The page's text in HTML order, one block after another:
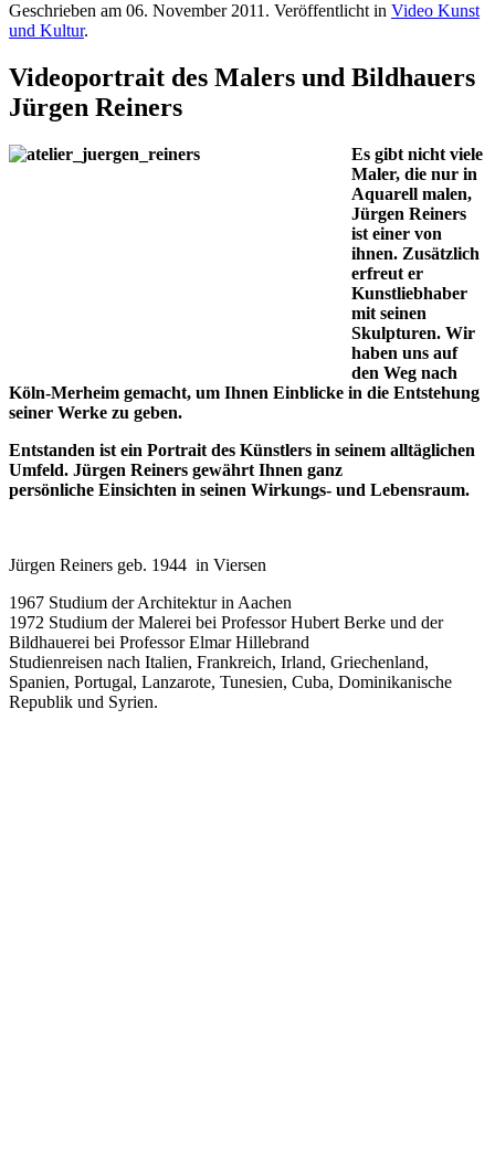
Geschrieben am 06. November 2011 . Veröffentlicht in Video Kunst
und Kultur.
Videoportrait des Malers und Bildhauers
Jürgen Reiners
Es gibt nicht viele
Maler, die nur in
Aquarell malen,
Jürgen Reiners
ist einer von
ihnen. Zusätzlich
erfreut er
Kunstliebhaber
mit seinen
Skulpturen. Wir
haben uns auf
den Weg nach
Köln-Merheim gemacht, um Ihnen Einblicke in die Entstehung
seiner Werke zu geben.
Entstanden ist ein Portrait des Künstlers in seinem alltäglichen
Umfeld. Jürgen Reiners gewährt Ihnen ganz
persönliche Einsichten in seinen Wirkungs- und Lebensraum.
Jürgen Reiners geb. 1944 in Viersen
1967 Studium der Architektur in Aachen
1972 Studium der Malerei bei Professor Hubert Berke und der
Bildhauerei bei Professor Elmar Hillebrand
Studienreisen nach Italien, Frankreich, Irland, Griechenland,
Spanien, Portugal, Lanzarote, Tunesien, Cuba, Dominikanische
Republik und Syrien.